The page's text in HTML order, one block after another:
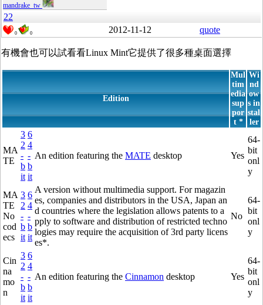
mandrake_tw
22
0 0 2012-11-12 quote
有機會也可以試看看Linux Mint它提供了很多種桌面選擇
Edition
Mul
tim
edia
sup
por
t *
Wi
nd
ow
s in
stal
ler
MA
TE
3
2
-
b
it
6
4
-
b
it
An edition featuring the MATE desktop Yes
64-
bit
onl
y
MA
TE
No
cod
ecs
3
2
-
b
it
6
4
-
b
it
A version without multimedia support. For magazin
es, companies and distributors in the USA, Japan an
d countries where the legislation allows patents to a
pply to software and distribution of restricted techno
logies may require the acquisition of 3rd party licens
es*.
No
64-
bit
onl
y
Cin
na
mo
n
3
2
-
b
it
6
4
-
b
it
An edition featuring the Cinnamon desktop Yes
64-
bit
onl
y